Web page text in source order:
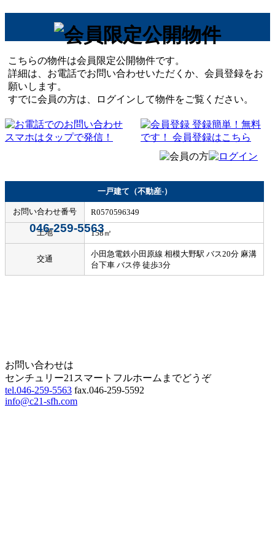
こちらの物件は会員限定公開物件です。
詳細は、お電話でお問い合わせいただくか、会員登録をお
願いします。
すでに会員の方は、ログインして物件をご覧ください。
046-259-5563
一戸建て（不動産-）
お問い合わせ番号 R0570596349
土地 158㎡
交通
小田急電鉄小田原線 相模大野駅 バス20分 麻溝
台下車 バス停 徒歩3分
お問い合わせは
センチュリー21スマートフルホームまでどうぞ
tel.046-259-5563 fax.046-259-5592
info@c21-sfh.com